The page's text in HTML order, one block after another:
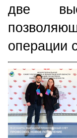
две
операции